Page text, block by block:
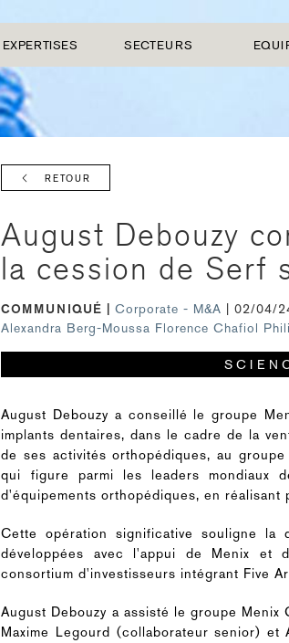
EXPERTISES SECTEURS
RETOUR
August Debouzy
la cession de Serf
COMMUNIQUÉ Corporate - M&A | 02/04/
Alexandra Berg-Moussa Florence Chafiol
August Debouzy a conseillé le groupe
implants dentaires, dans le cadre de la
de ses activités orthopédiques, au
qui figure parmi les leaders mondiaux
d'équipements orthopédiques, en
Cette opération significative souligne la
développées avec l'appui de Menix et
consortium d'investisseurs intégrant Five
August Debouzy a assisté le groupe
Maxime Legourd (collaborateur senior)